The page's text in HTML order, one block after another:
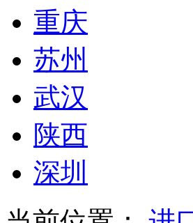
重庆
苏州
武汉
陕西
深圳